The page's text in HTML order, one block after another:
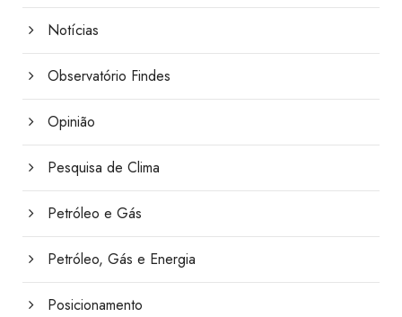
Notícias
Observatório Findes
Opinião
Pesquisa de Clima
Petróleo e Gás
Petróleo, Gás e Energia
Posicionamento